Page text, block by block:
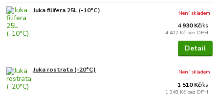
Juka filifera 25L (-10°C)
4 930 Kč/ks
4 402 Kč bez DPH
Není skladem
Detail
Juka rostrata (-20°C)
1 510 Kč/ks
1 348 Kč bez DPH
Není skladem